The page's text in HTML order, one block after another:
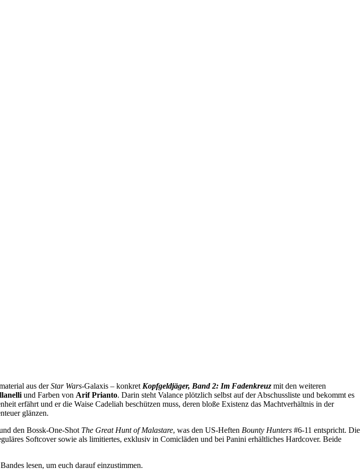
aus derStar Wars-Galaxis – konkretKopfgeldjäger, Band 2: Im Fadenkreuz mit den weiteren
und Farben von Arif Prianto. Darin steht Valance plötzlich selbst auf der Abschussliste und bekommt es
erfährt und er die Waise Cadeliah beschützen muss, deren bloße Existenz das Machtverhältnis in der
glänzen.
den Bossk-One-Shot The Great Hunt of Malastare, was den US-Heften Bounty Hunters #6-11 entspricht. Die
Softcover sowie als limitiertes, exklusiv in Comicläden und bei Panini erhältliches Hardcover. Beide
lesen, um euch darauf einzustimmen.